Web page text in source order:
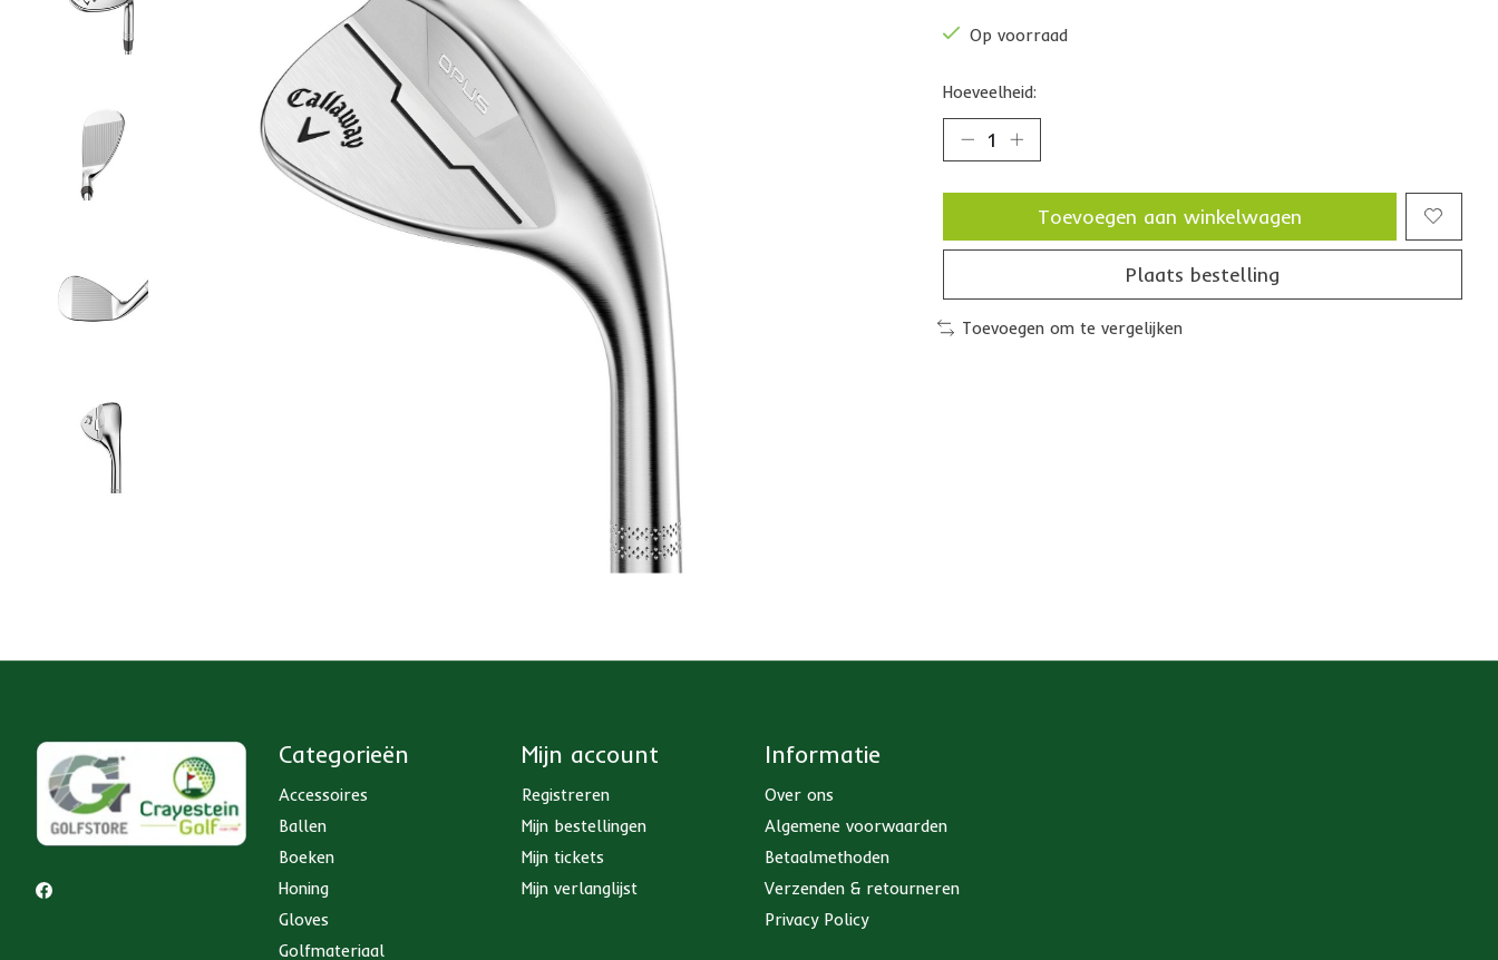
Op voorraad
Hoeveelheid:
Toevoegen aan winkelwagen
Plaats bestelling
Toevoegen om te vergelijken
Categorieën
Accessoires
Ballen
Boeken
Honing
Gloves
Golfmateriaal
Mijn account
Registreren
Mijn bestellingen
Mijn tickets
Mijn verlanglijst
Informatie
Over ons
Algemene voorwaarden
Betaalmethoden
Verzenden & retourneren
Privacy Policy